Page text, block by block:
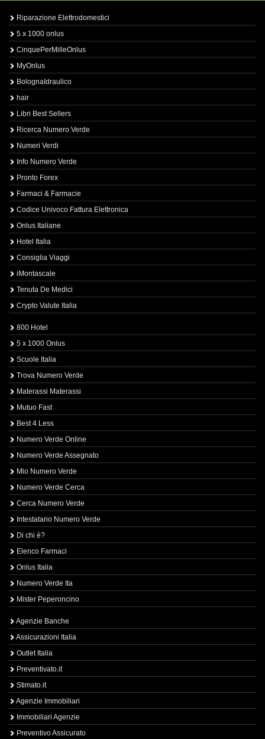
Riparazione Elettrodomestici
5 x 1000 onlus
CinquePerMilleOnlus
MyOnlus
BolognaIdraulico
hair
Libri Best Sellers
Ricerca Numero Verde
Numeri Verdi
Info Numero Verde
Pronto Forex
Farmaci & Farmacie
Codice Univoco Fattura Elettronica
Onlus Italiane
Hotel Italia
Consiglia Viaggi
iMontascale
Tenuta De Medici
Crypto Valute Italia
800 Hotel
5 x 1000 Onlus
Scuole Italia
Trova Numero Verde
Materassi Materassi
Mutuo Fast
Best 4 Less
Numero Verde Online
Numero Verde Assegnato
Mio Numero Verde
Numero Verde Cerca
Cerca Numero Verde
Intestatario Numero Verde
Di chi è?
Elenco Farmaci
Onlus Italia
Numero Verde Ita
Mister Peperoncino
Agenzie Banche
Assicurazioni Italia
Outlet Italia
Preventivato.it
Stimato.it
Agenzie Immobiliari
Immobiliari Agenzie
Preventivo Assicurato